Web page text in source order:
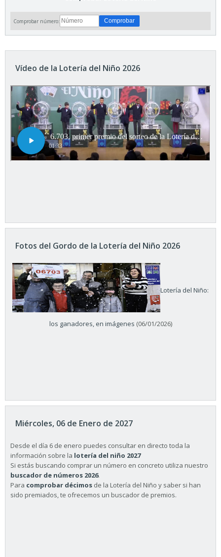
Comprobar número:
Vídeo de la Lotería del Niño 2026
Fotos del Gordo de la Lotería del Niño 2026
Lotería del Niño:
los ganadores, en imágenes (06/01/2026)
Miércoles, 06 de Enero de 2027
Desde el día 6 de enero puedes consultar en directo toda la
información sobre la lotería del niño 2027
Si estás buscando comprar un número en concreto utiliza nuestro
buscador de números 2026.
Para comprobar décimos de la Lotería del Niño y saber si han
sido premiados, te ofrecemos un buscador de premios.